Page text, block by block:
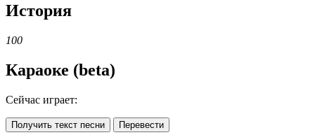
История
100
Караоке (beta)
Сейчас играет:
Получить текст песни Перевести